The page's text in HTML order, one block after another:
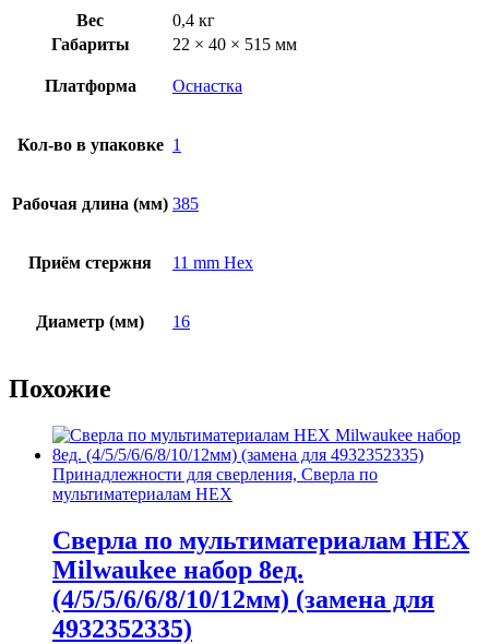
Вес
0,4 кг
Габариты
22 × 40 × 515 мм
Платформа Оснастка
Кол-во в упаковке 1
Рабочая длина (мм) 385
Приём стержня 11 mm Hex
Диаметр (мм) 16
Похожие
Принадлежности для сверления, Сверла по
мультиматериалам HEX
Сверла по мультиматериалам HEX
Milwaukee набор 8ед.
(4/5/5/6/6/8/10/12мм) (замена для
4932352335)